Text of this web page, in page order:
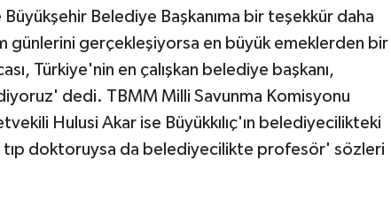
Büyükşehir Belediye Başkanıma bir teşekkür daha
günlerini gerçekleşiyorsa en büyük emeklerden bir
Türkiye'nin en çalışkan belediye başkanı,
dedi. TBMM Milli Savunma Komisyonu
Hulusi Akar ise Büyükkılıç'ın belediyecilikteki
tıp doktoruysa da belediyecilikte profesör' sözleri